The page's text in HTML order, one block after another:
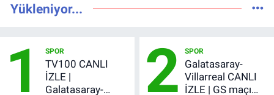
Yükleniyor...
1 SPOR
TV100 CANLI
İZLE |
Galatasaray-
2 SPOR
Galatasaray-
Villarreal CANLI
İZLE | GS maçı